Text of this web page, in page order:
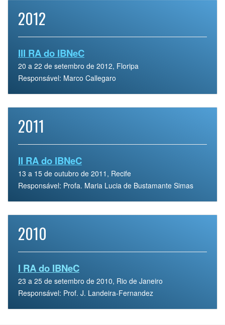
2012
III RA do IBNeC
20 a 22 de setembro de 2012, Floripa
Responsável: Marco Callegaro
2011
II RA do IBNeC
13 a 15 de outubro de 2011, Recife
Responsável: Profa. Maria Lucia de Bustamante Simas
2010
I RA do IBNeC
23 a 25 de setembro de 2010, Rio de Janeiro
Responsável: Prof. J. Landeira-Fernandez